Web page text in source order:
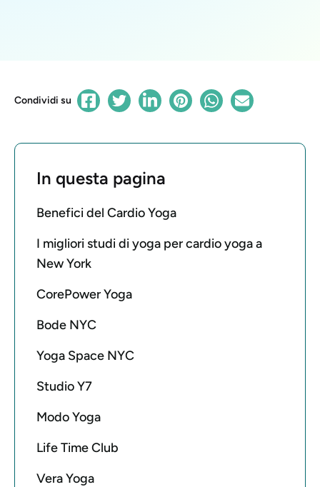
Condividi su
In questa pagina
Benefici del Cardio Yoga
I migliori studi di yoga per cardio yoga a
New York
CorePower Yoga
Bode NYC
Yoga Space NYC
Studio Y7
Modo Yoga
Life Time Club
Vera Yoga